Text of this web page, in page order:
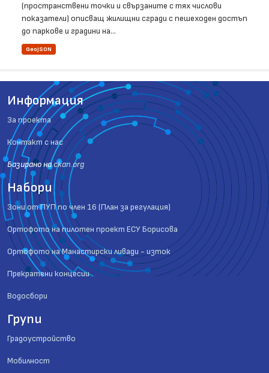
(пространствени точки и свързаните с тях числови
показатели) описващ жилищни сгради с пешеходен достъп
до паркове и градини на...
GeoJSON
Информация
За проекта
Контакт с нас
Базиранo наckan.org
Набори
Зони от ПУП по член 16 (План за регулация)
Ортофото на пилотен проект ЕСУ Борисова
Ортофото на Манастирски ливади - изток
Прекратени концесии
Водосбори
Групи
Градоустройство
Мобилност